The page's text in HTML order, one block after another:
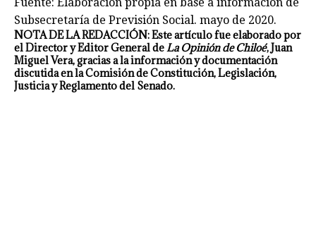
Subsecretaría de Previsión Social. mayo de 2020.
NOTA DE LA REDACCIÓN:Este artículo fue elaborado por
el Director y Editor General deLa Opinión de Chiloé, Juan
Miguel Vera, gracias a la información y documentación
discutida en la Comisión de Constitución, Legislación,
Justicia y Reglamento del Senado.